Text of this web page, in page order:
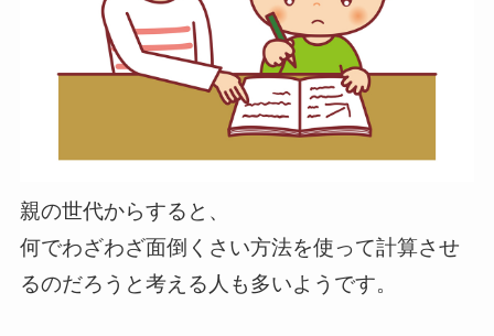
親の世代からすると、
何でわざわざ面倒くさい方法を使って計算させ
るのだろうと考える人も多いようです。